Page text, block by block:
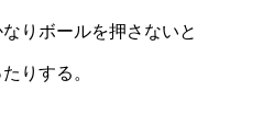
りボールを押さないと
りする。